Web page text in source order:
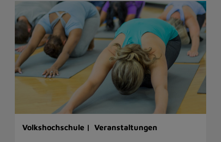
Volkshochschule | Veranstaltungen